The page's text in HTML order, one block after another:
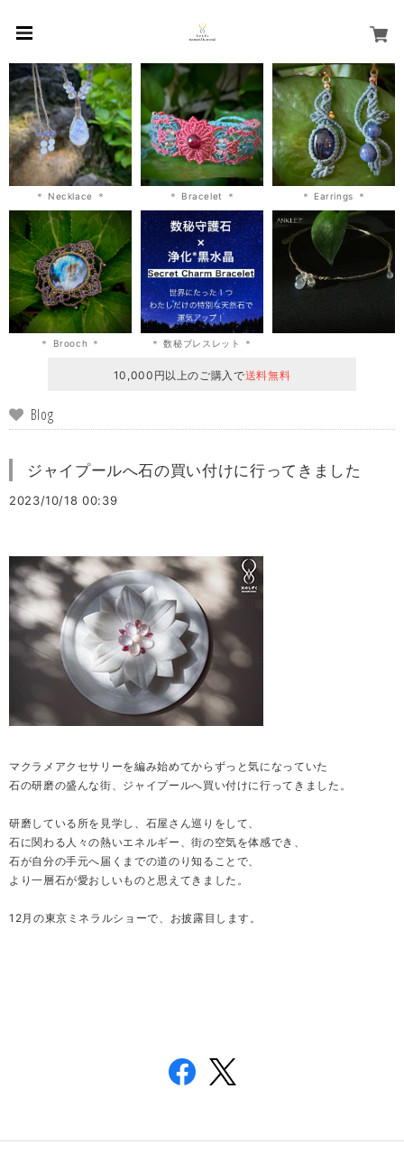
＊ Necklace ＊ ＊ Bracelet ＊ ＊ Earrings ＊
＊ Brooch ＊ ＊ 数秘ブレスレット ＊
10,000円以上のご購入で送料無料
Blog
ジャイプールへ石の買い付けに行ってきました
2023/10/18 00:39
マクラメアクセサリーを編み始めてからずっと気になっていた
石の研磨の盛んな街、ジャイプールへ買い付けに行ってきました。
研磨している所を見学し、石屋さん巡りをして、
石に関わる人々の熱いエネルギー、街の空気を体感でき、
石が自分の手元へ届くまでの道のり知ることで、
より一層石が愛おしいものと思えてきました。
12月の東京ミネラルショーで、お披露目します。